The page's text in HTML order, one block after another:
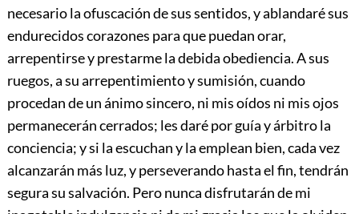
necesario la ofuscación de sus sentidos, y ablandaré sus
endurecidos corazones para que puedan orar,
arrepentirse y prestarme la debida obediencia. A sus
ruegos, a su arrepentimiento y sumisión, cuando
procedan de un ánimo sincero, ni mis oídos ni mis ojos
permanecerán cerrados; les daré por guía y árbitro la
conciencia; y si la escuchan y la emplean bien, cada vez
alcanzarán más luz, y perseverando hasta el fin, tendrán
segura su salvación. Pero nunca disfrutarán de mi